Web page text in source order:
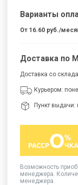
Варианты
От 16.60 руб./
Доставка по
Доставка со
Курьером:
Пункт выдачи:
Возможность
менеджера.
менеджера.